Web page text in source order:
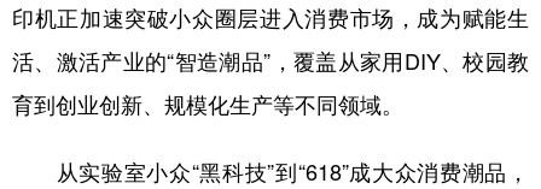
印机正加速突破小众圈层进入消费市场，成为赋能生
活、激活产业的“智造潮品”，覆盖从家用DIY、校园教
育到创业创新、规模化生产等不同领域。
从实验室小众“黑科技”到“618”成大众消费潮品，